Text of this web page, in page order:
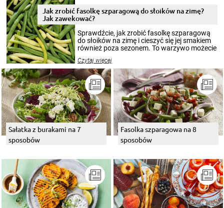
pełni poczuć atmosferę cieplejszych
miesięcy. Przygotowanie słoików ze
patenty, które pozwolą zachować świeżość
przetworów.
Jak zrobić fasolkę szparagową do słoików na zimę?
Jak zawekować?
Sprawdźcie, jak zrobić fasolkę szparagową
do słoików na zimę i cieszyć się jej smakiem
również poza sezonem. To warzywo możecie
nasze propozycje!
Czytaj więcej
Sałatka z burakami na 7
sposobów
Fasolka szparagowa na 8
sposobów